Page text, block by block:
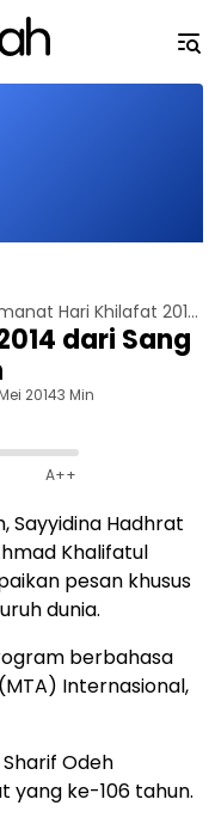
Amanat Hari Khilafat 2014 dari Sang Khalifah
dari Sang
20143 Min
A++
Sayyidina Hadhrat
Khalifatul
pesan khusus
dunia.
berbahasa
Internasional,
Odeh
yang ke-106 tahun.